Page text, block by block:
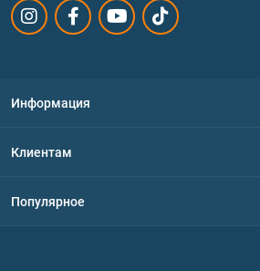
Информация
Политика конфиденциальности
Клиентам
Популярное